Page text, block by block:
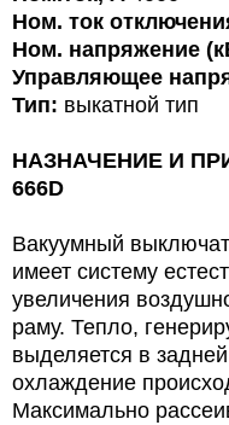
Ном. ток
Ном. напряжение
Управляющее
Тип: выкатной тип
НАЗНАЧЕНИЕ И
666D
Вакуумный
имеет систему
увеличения
раму. Тепло,
выделяется в
охлаждение
Максимально